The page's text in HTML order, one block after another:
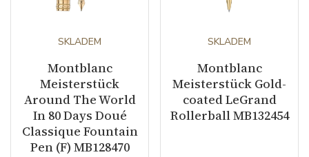
SKLADEM
Montblanc
Meisterstück
Around The World
In 80 Days Doué
Classique Fountain
Pen (F) MB128470
SKLADEM
Montblanc
Meisterstück Gold-
coated LeGrand
Rollerball MB132454